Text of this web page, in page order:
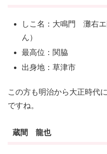
しこ名：大鳴門 灘右
ん）
最高位：関脇
出身地：草津市
この方も明治から大正時代
ですね。
蔵間 龍也